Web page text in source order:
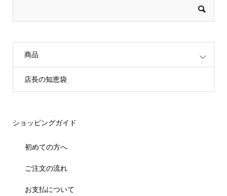
商品
店長の知恵袋
ショッピングガイド
初めての方へ
ご注文の流れ
お支払について